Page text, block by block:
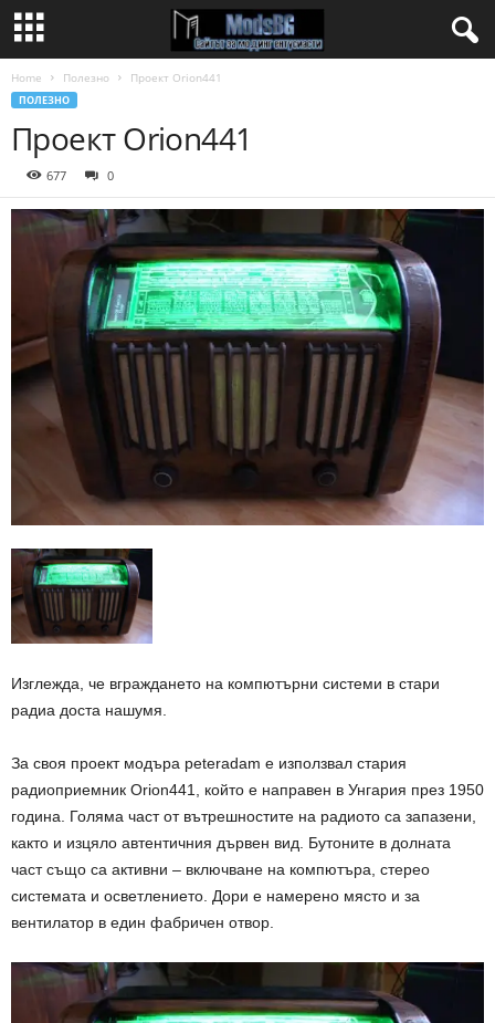
Home Полезно Проект Orion441
ПОЛЕЗНО
Проект Orion441
677 0
Изглежда, че вграждането на компютърни системи в стари
радиа доста нашумя.
За своя проект модъра peteradam е използвал стария
радиоприемник Orion441, който е направен в Унгария през 1950
година. Голяма част от вътрешностите на радиото са запазени,
както и изцяло автентичния дървен вид. Бутоните в долната
част също са активни – включване на компютъра, стерео
системата и осветлението. Дори е намерено място и за
вентилатор в един фабричен отвор.